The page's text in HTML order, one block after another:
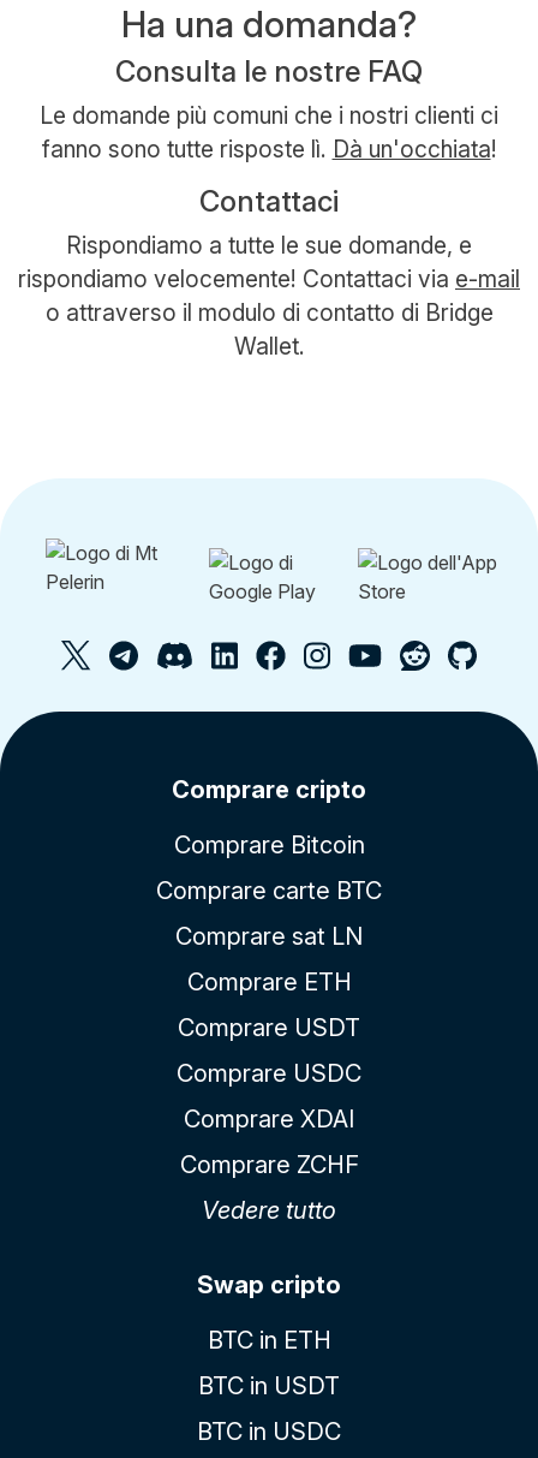
Ha una domanda?
Consulta le nostre FAQ
Le domande più comuni che i nostri clienti ci
fanno sono tutte risposte lì. Dà un'occhiata!
Contattaci
Rispondiamo a tutte le sue domande, e
rispondiamo velocemente! Contattaci via e-mail
o attraverso il modulo di contatto di Bridge
Wallet.
Comprare cripto
Comprare Bitcoin
Comprare carte BTC
Comprare sat LN
Comprare ETH
Comprare USDT
Comprare USDC
Comprare XDAI
Comprare ZCHF
Vedere tutto
Swap cripto
BTC in ETH
BTC in USDT
BTC in USDC